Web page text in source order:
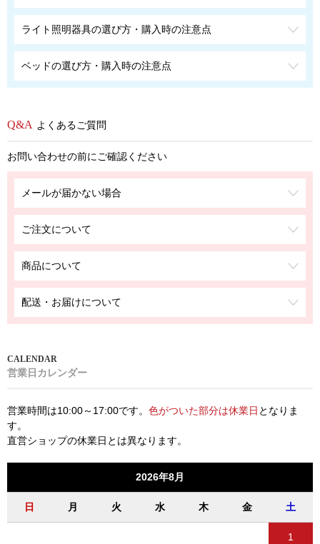
ライト照明器具の選び方・購入時の注意点
ベッドの選び方・購入時の注意点
よくあるご質問
お問い合わせの前にご確認ください
メールが届かない場合
ご注文について
商品について
配送・お届けについて
営業日カレンダー
営業時間は10:00～17:00です。 色がついた部分は休業日 となりま
す。
直営ショップの休業日とは異なります。
2026年8月
日 月 火 水 木 金 土
1